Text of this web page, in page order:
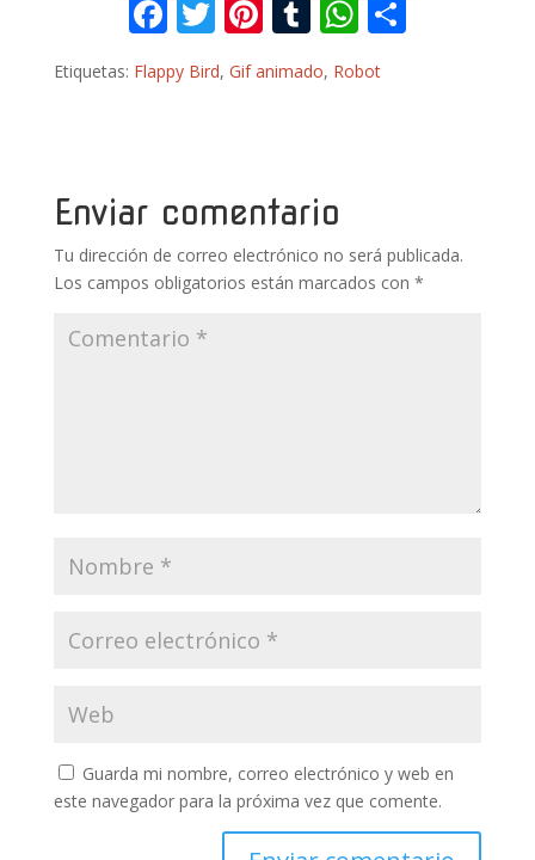
F
e
o
k
T
w
itt
Pi
er
T
m
W
at
p r
Etiquetas: Flappy Bird, Gif animado, Robot
Enviar comentario
Tu dirección de correo electrónico no será publicada.
Los campos obligatorios están marcados con *
Guarda mi nombre, correo electrónico y web en
este navegador para la próxima vez que comente.